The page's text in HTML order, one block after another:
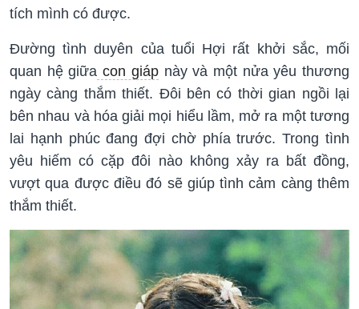
tích mình có được.
Đường tình duyên của tuổi Hợi rất khởi sắc, mối
quan hệ giữa con giápnày và một nửa yêu thương
ngày càng thắm thiết. Đôi bên có thời gian ngồi lại
bên nhau và hóa giải mọi hiểu lầm, mở ra một tương
lai hạnh phúc đang đợi chờ phía trước. Trong tình
yêu hiếm có cặp đôi nào không xảy ra bất đồng,
vượt qua được điều đó sẽ giúp tình cảm càng thêm
thắm thiết.